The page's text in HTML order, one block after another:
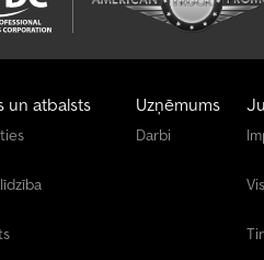
un atbalsts Uzņēmums
Darbi